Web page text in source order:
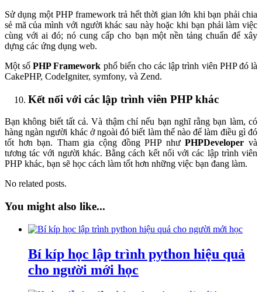
Sử dụng một PHP framework trả hết thời gian lớn khi bạn phải chia
sẻ mã của mình với người khác sau này hoặc khi bạn phải làm việc
cùng với ai đó; nó cung cấp cho bạn một nền tảng chuẩn để xây
dựng các ứng dụng web.
Một sốPHP Framework phổ biến cho các lập trình viên PHP đó là
CakePHP, CodeIgniter, symfony, và Zend.
Kết nối với các lập trình viên PHP khác
Bạn không biết tất cả. Và thậm chí nếu bạn nghĩ rằng bạn làm, có
hàng ngàn người khác ở ngoài đó biết làm thế nào để làm điều gì đó
tốt hơn bạn. Tham gia cộng đồng PHP nhưPHPDeveloper và
tương tác với người khác. Bằng cách kết nối với các lập trình viên
PHP khác, bạn sẽ học cách làm tốt hơn những việc bạn đang làm.
No related posts.
You might also like...
Bí kíp học lập trình python hiệu quả
cho người mới học